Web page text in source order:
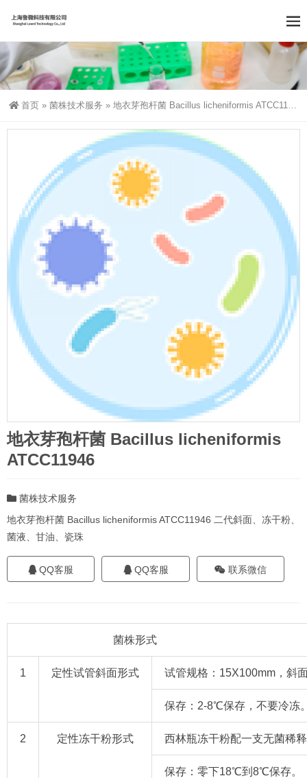
首页 » 菌株技术服务 » 地衣芽孢杆菌 Bacillus licheniformis ATCC11946
地衣芽孢杆菌 Bacillus licheniformis
ATCC11946
菌株技术服务
地衣芽孢杆菌 Bacillus licheniformis ATCC11946 二代斜面、冻干粉、
菌液、甘油、瓷珠
QQ客服 QQ客服 联系微信
菌株形式
1 定性试管斜面形式 试管规格：15X100mm，斜
保存：2-8℃保存，不要冷冻
2 定性冻干粉形式 西林瓶冻干粉配一支无菌稀
保存：零下18℃到8℃保存。